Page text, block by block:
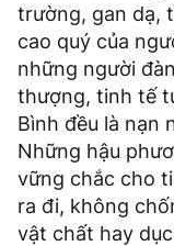
trường, gan dạ,
cao quý của
những người
thượng, tinh tế
Bình đều là nạn
Những hậu
vững chắc cho
ra đi, không
vật chất hay